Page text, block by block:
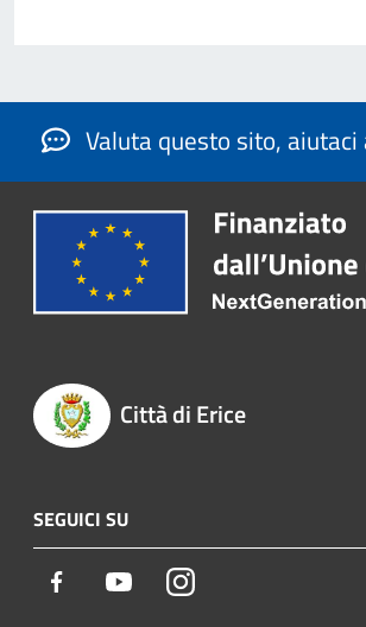
Valuta questo sito,
Città di Erice
SEGUICI SU
Facebook YoutubeInstagram